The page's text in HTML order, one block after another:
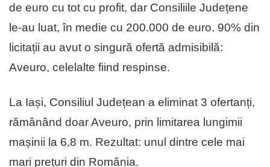
de euro cu tot cu profit, dar Consiliile Județene
le-au luat, în medie cu 200.000 de euro. 90% din
licitații au avut o singură ofertă admisibilă:
Aveuro, celelalte fiind respinse.
La Iași, Consiliul Județean a eliminat 3 ofertanți,
rămânând doar Aveuro, prin limitarea lungimii
mașinii la 6,8 m. Rezultat: unul dintre cele mai
mari prețuri din România.